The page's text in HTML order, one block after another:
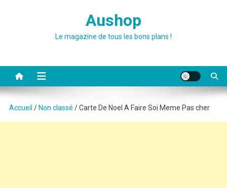
Aushop
Le magazine de tous les bons plans !
Accueil / Non classé / Carte De Noel A Faire Soi Meme Pas cher